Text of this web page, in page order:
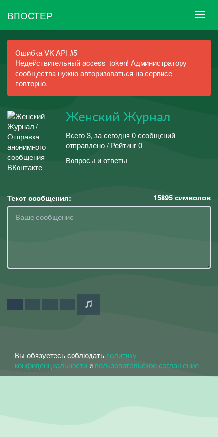
ВПОСТЕР
Ошибка VK API #5
Недействительный access_token! Администратору
сообщества нужно авторизоваться на сервисе
повторно.
Женский Журнал
Всего 3, за сегодня 0 сообщений
отправлено / Рейтинг 0
Вопросы и ответы
Текст сообщения: 15895символов
Вы обязуетесь соблюдать политику
конфиденциальности и пользовательское соглашение